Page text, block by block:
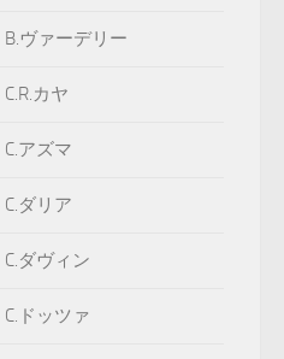
B.ヴァーデリー
C.R.カヤ
C.アズマ
C.ダリア
C.ダヴィン
C.ドッツァ